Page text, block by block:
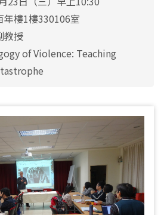
年樓1樓330106室
教授
of Violence: Teaching